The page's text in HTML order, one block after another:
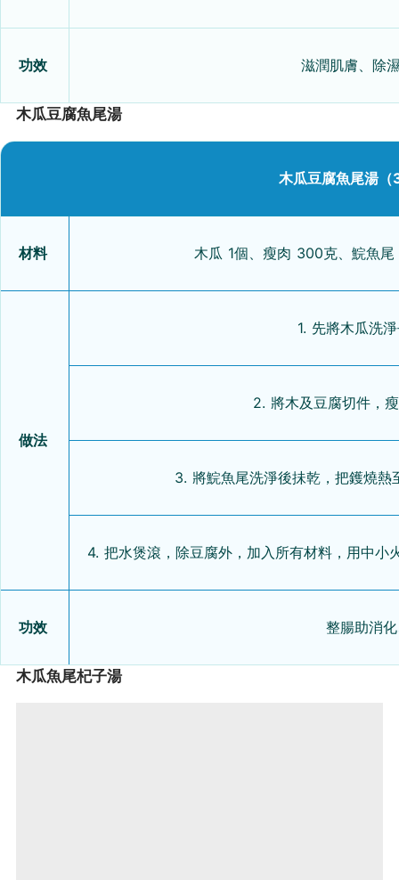
功效 滋潤肌膚、除
木瓜豆腐魚尾湯
木瓜豆腐魚尾湯
材料 木瓜 1個、瘦肉 300克、鯇魚
做法
1. 先將木瓜洗
2. 將木及豆腐切件，
3. 將鯇魚尾洗淨後抺乾，把鑊燒
4. 把水煲滾，除豆腐外，加入所有材料，用中
功效 整腸助消
木瓜魚尾杞子湯